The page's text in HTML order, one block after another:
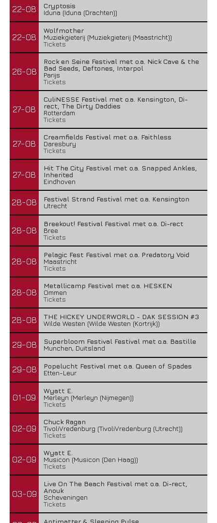
22-08
Cryptosis
Iduna (Iduna (Drachten))
22-08
Wolfmother
Muziekgieterij (Muziekgieterij (Maastricht))
Tickets
26-08
Rock en Seine Festival met o.a. Nick Cave & the
Bad Seeds, Deftones, Interpol
Parijs
Tickets
27-08
CuliNESSE Festival met o.a. Kensington, Di-
rect, The Dirty Daddies
Rotterdam
Tickets
27-08
Creamfields Festival met o.a. Faithless
Daresbury
Tickets
27-08
Hit The City Festival met o.a. Snapped Ankles,
Inherited
Eindhoven
28-08
Festival Strand Festival met o.a. Kensington
Utrecht
28-08
Breekout! Festival Festival met o.a. Di-rect
Bree
Tickets
28-08
Pelagic Fest Festival met o.a. Predatory Void
Maastricht
Tickets
28-08
Metallicamp Festival met o.a. HESKEN
Ommen
Tickets
28-08
THE HICKEY UNDERWORLD - DAK SESSION #3
Wilde Westen (Wilde Westen (Kortrijk))
29-08
Superbloom Festival Festival met o.a. Bastille
Munchen, Duitsland
29-08
Popelucht Festival met o.a. Queen of Spades
Etten-Leur
01-09
Wyatt E.
Merleyn (Merleyn (Nijmegen))
Tickets
02-09
Chuck Ragan
TivoliVredenburg (TivoliVredenburg (Utrecht))
Tickets
02-09
Wyatt E.
Musicon (Musicon (Den Haag))
Tickets
03-09
Live On The Beach Festival met o.a. Di-rect,
Anouk
Scheveningen
Tickets